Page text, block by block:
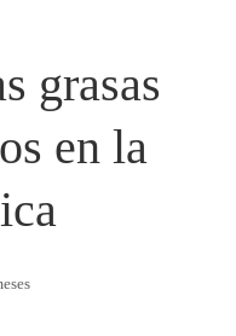
grasas
en la